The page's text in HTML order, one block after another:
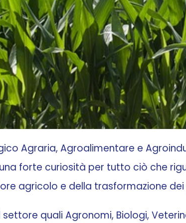
Agraria, Agroalimentare e
forte curiosità per tutto ciò che
agricolo e della trasformazione
quali Agronomi, Biologi,